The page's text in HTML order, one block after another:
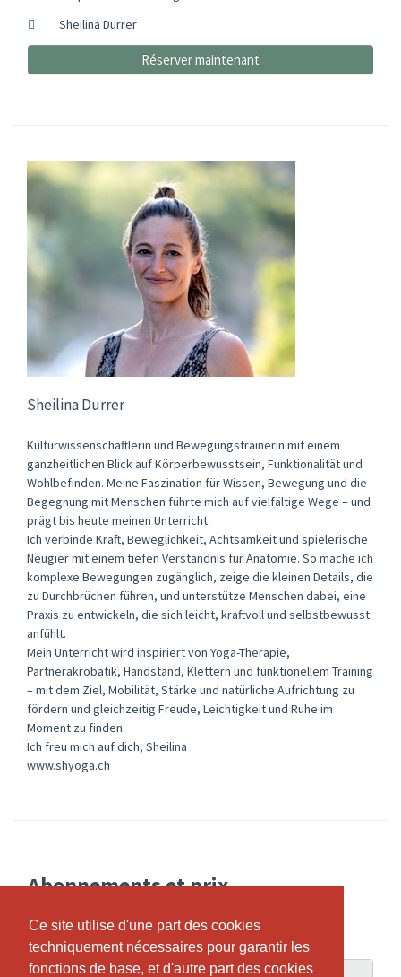
Ce site utilise d'une part des cookies
techniquement nécessaires pour garantir les
fonctions de base, et d'autre part des cookies
Ce site utilise d'une part des cookies
techniquement nécessaires pour garantir les
fonctions de base, et d'autre part des cookies
Sheilina Durrer
Réserver maintenant
Sheilina Durrer
Kulturwissenschaftlerin und Bewegungstrainerin mit einem
ganzheitlichen Blick auf Körperbewusstsein, Funktionalität und
Wohlbefinden. Meine Faszination für Wissen, Bewegung und die
Begegnung mit Menschen führte mich auf vielfältige Wege – und
prägt bis heute meinen Unterricht.
Ich verbinde Kraft, Beweglichkeit, Achtsamkeit und spielerische
Neugier mit einem tiefen Verständnis für Anatomie. So mache ich
komplexe Bewegungen zugänglich, zeige die kleinen Details, die
zu Durchbrüchen führen, und unterstütze Menschen dabei, eine
Praxis zu entwickeln, die sich leicht, kraftvoll und selbstbewusst
anfühlt.
Mein Unterricht wird inspiriert von Yoga-Therapie,
Partnerakrobatik, Handstand, Klettern und funktionellem Training
– mit dem Ziel, Mobilität, Stärke und natürliche Aufrichtung zu
fördern und gleichzeitig Freude, Leichtigkeit und Ruhe im
Moment zu finden.
Ich freu mich auf dich, Sheilina
www.shyoga.ch
Abonnements et prix